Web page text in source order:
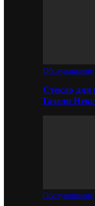
Обслуживание
Стекло для
Газели
Обслуживание